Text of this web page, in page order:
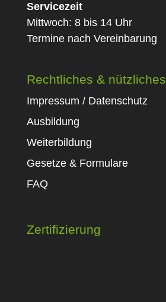
Servicezeit
Mittwoch: 8 bis 14 Uhr
Termine nach Vereinbarung
Rechtliches & nützliches
Impressum / Datenschutz
Ausbildung
Weiterbildung
Gesetze & Formulare
FAQ
Zertifizierung